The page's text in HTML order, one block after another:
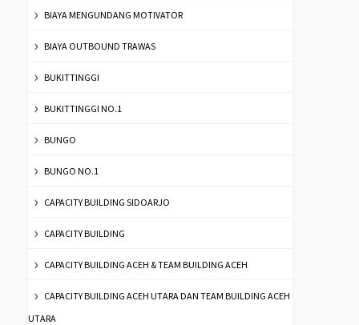
BIAYA MENGUNDANG MOTIVATOR
BIAYA OUTBOUND TRAWAS
BUKITTINGGI
BUKITTINGGI NO.1
BUNGO
BUNGO NO.1
CAPACITY BUILDING SIDOARJO
CAPACITY BUILDING
CAPACITY BUILDING ACEH & TEAM BUILDING ACEH
CAPACITY BUILDING ACEH UTARA DAN TEAM BUILDING ACEH
UTARA